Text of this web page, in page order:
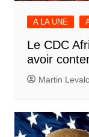
A LA UNE
Le CDC
avoir
Martin